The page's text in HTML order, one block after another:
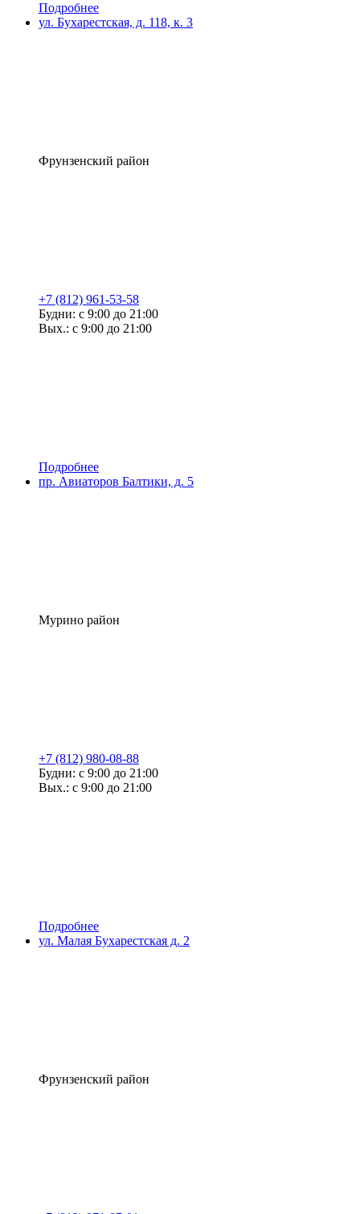
Подробнее
ул. Бухарестская, д. 118, к. 3
Фрунзенский район
+7 (812) 961-53-58
Будни: с 9:00 до 21:00
Вых.: с 9:00 до 21:00
Подробнее
пр. Авиаторов Балтики, д. 5
Мурино район
+7 (812) 980-08-88
Будни: с 9:00 до 21:00
Вых.: с 9:00 до 21:00
Подробнее
ул. Малая Бухарестская д. 2
Фрунзенский район